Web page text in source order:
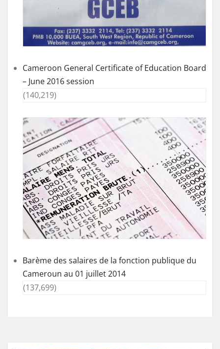
Cameroon General Certificate of Education Board
– June 2016 session
(140,219)
Barème des salaires de la fonction publique du
Cameroun au 01 juillet 2014
(137,699)